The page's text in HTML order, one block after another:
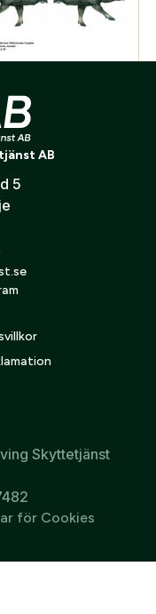
till MOVING RANGE
Direct Hit kanalplast
AB
5
Skyttetjänst
för Cookies